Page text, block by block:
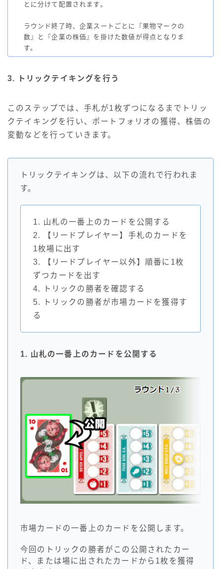
とに分けて配置されます。
ラウンド終了時、企業スートごとに『果物マークの
数』と『企業の株価』を掛けた数値が得点となりま
す。
3. トリックテイキングを行う
このステップでは、手札が1枚ずつになるまでトリッ
クテイキングを行い、ポートフォリオの獲得、株価の
変動などを行っていきます。
トリックテイキングは、以下の流れで行われま
す。
1. 山札の一番上のカードを公開する
2. 【リードプレイヤー】手札のカードを
1枚場に出す
3. 【リードプレイヤー以外】順番に1枚
ずつカードを出す
4. トリックの勝者を確認する
5. トリックの勝者が市場カードを獲得す
る
1. 山札の一番上のカードを公開する
市場カードの一番上のカードを公開します。
今回のトリックの勝者がこの公開されたカー
ド、または場に出されたカードから1枚を獲得